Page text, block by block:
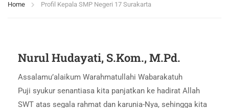
Home Profil Kepala SMP Negeri 17 Surakarta
Nurul Hudayati, S.Kom., M.Pd.
Assalamu’alaikum Warahmatullahi Wabarakatuh
Puji syukur senantiasa kita panjatkan ke hadirat Allah
SWT atas segala rahmat dan karunia-Nya, sehingga kita